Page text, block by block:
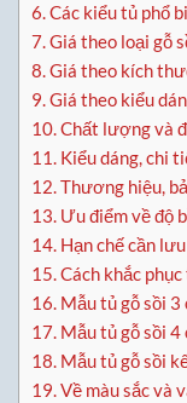
6.Các kiểu tủ phổ
7.Giá theo loại gỗ
8.Giá theo kích
9.Giá theo kiểu
10.Chất lượng và
11. Kiểu dáng, chi
12.Thương hiệu,
13. Ưu điểm về độ
14. Hạn chế cần
15.Cách khắc
16. Mẫu tủ gỗ sồi 3
17. Mẫu tủ gỗ sồi 4
18. Mẫu tủ gỗ sồi
19.Về màu sắc và